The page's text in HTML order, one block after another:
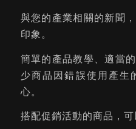
與您的產業相關的新聞
印象。
簡單的產品教學、適當
少商品因錯誤使用產生
心。
搭配促銷活動的商品，可